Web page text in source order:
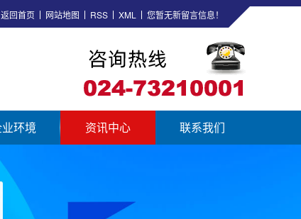
返回首页 网站地图 RSS XML 您暂无新留言信息！
环境 资讯中心 联系我们